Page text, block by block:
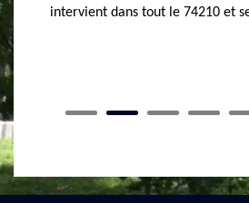
convoité en application de lasure.